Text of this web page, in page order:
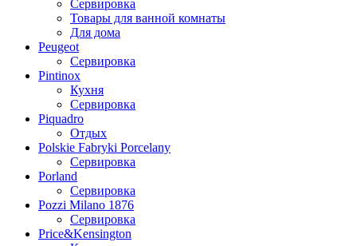
Сервировка
Товары для ванной комнаты
Для дома
Peugeot
Сервировка
Pintinox
Кухня
Сервировка
Piquadro
Отдых
Polskie Fabryki Porcelany
Сервировка
Porland
Сервировка
Pozzi Milano 1876
Сервировка
Price&Kensington